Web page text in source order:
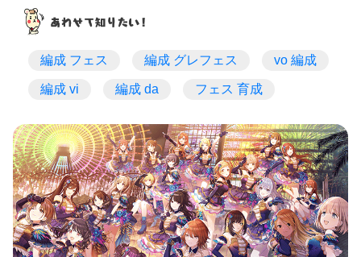
編成 フェス 編成 グレフェス vo 編成
編成 vi 編成 da フェス 育成